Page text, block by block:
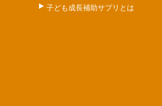
子ども成長補助サプリとは